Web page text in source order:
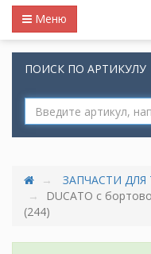
Меню
ПОИСК ПО АРТИКУЛУ
ЗАПЧАСТИ ДЛЯ
DUCATO c
(244)